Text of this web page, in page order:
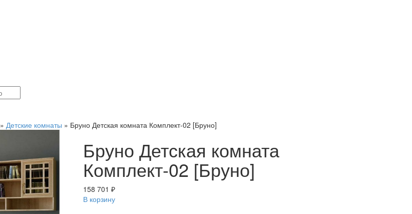
» Детские комнаты » Бруно Детская комната Комплект-02 [Бруно]
Бруно Детская комната
Комплект-02 [Бруно]
158 701 ₽
В корзину